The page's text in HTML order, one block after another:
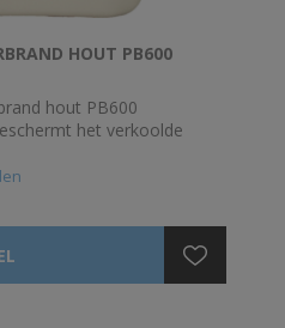
HOUT PB600
hout PB600
het verkoolde
maakt verbrand hout, of
te hanteren, zonder
of kleding achter te laten.
aan het oppervlak om
tegen slecht weer
en wrijving binnenshuis,